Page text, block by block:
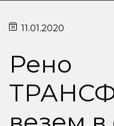
11.01.2020
Рено